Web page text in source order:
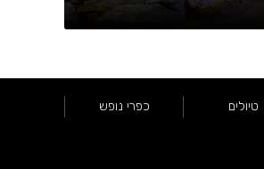
טיולים כפרי נופש